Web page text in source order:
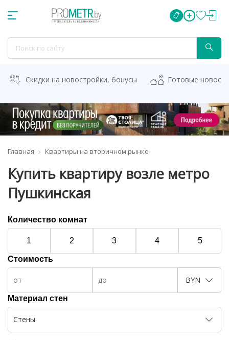
Скидки на новостройки, бонусы Готовые
Главная Квартиры на вторичном рынке
Купить квартиру возле метро
Пушкинская
Количество комнат
1 2 3 4 5
Стоимость
BYN
Материал стен
Стены